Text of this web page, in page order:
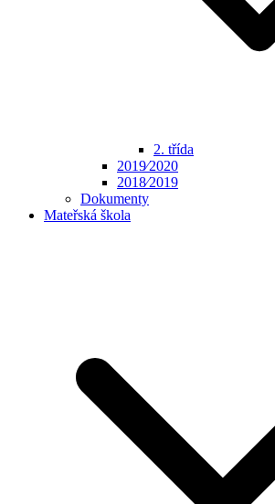
2. třída
2019⁄2020
2018⁄2019
Dokumenty
Mateřská škola